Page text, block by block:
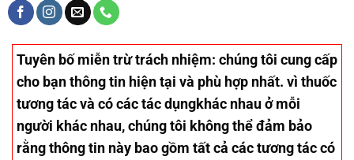
Tuyên bố miễn trừ trách nhiệm: chúng tôi cung cấp
cho bạn thông tin hiện tại và phù hợp nhất. vì thuốc
tương tác và có các tác dụngkhác nhau ở mỗi
người khác nhau, chúng tôi không thể đảm bảo
rằng thông tin này bao gồm tất cả các tương tác có